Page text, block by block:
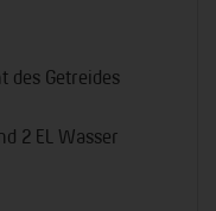
des Getreides
2 EL Wasser